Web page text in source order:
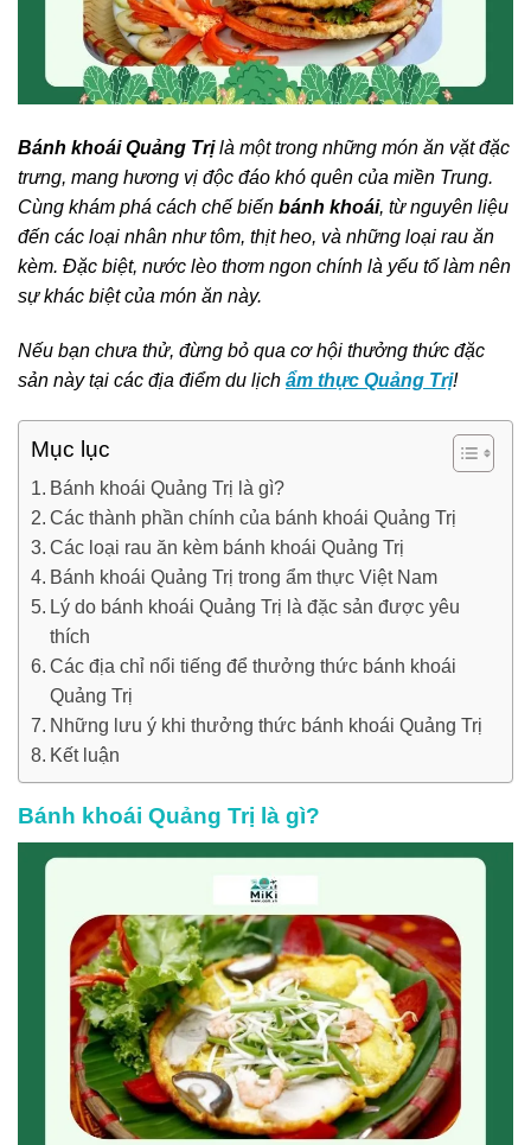
Bánh khoái Quảng Trịlà một trong những món ăn vặt đặc
trưng, mang hương vị độc đáo khó quên của miền Trung.
Cùng khám phá cách chế biến bánh khoái, từ nguyên liệu
đến các loại nhân như tôm, thịt heo, và những loại rau ăn
kèm. Đặc biệt, nước lèo thơm ngon chính là yếu tố làm nên
sự khác biệt của món ăn này.
Nếu bạn chưa thử, đừng bỏ qua cơ hội thưởng thức đặc
sản này tại các địa điểm du lịch ẩm thực Quảng Trị!
Mục lục
Bánh khoái Quảng Trị là gì?
Các thành phần chính của bánh khoái Quảng Trị
Các loại rau ăn kèm bánh khoái Quảng Trị
Bánh khoái Quảng Trị trong ẩm thực Việt Nam
Lý do bánh khoái Quảng Trị là đặc sản được yêu
thích
Các địa chỉ nổi tiếng để thưởng thức bánh khoái
Quảng Trị
Những lưu ý khi thưởng thức bánh khoái Quảng Trị
Kết luận
Bánh khoái Quảng Trị là gì?